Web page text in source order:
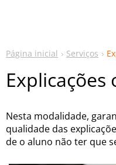
Página inicial Serviços
Explicações
Nesta modalidade,
qualidade das
de o aluno não ter que